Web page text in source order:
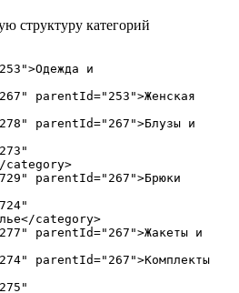
структуру категорий
category>
category>